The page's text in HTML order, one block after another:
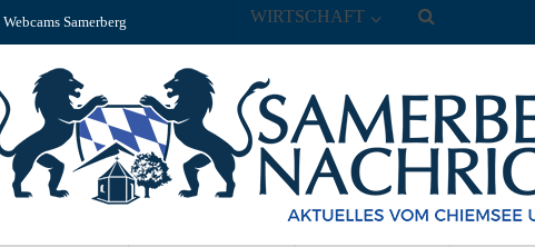
Webcams Samerberg WIRTSCHAFT